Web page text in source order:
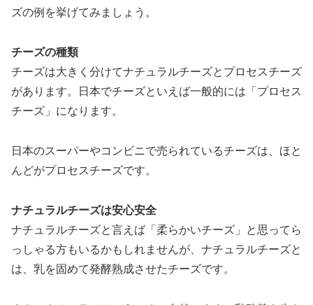
ズの例を挙げてみましょう。
チーズの種類
チーズは大きく分けてナチュラルチーズとプロセスチーズ
があります。日本でチーズといえば一般的には「プロセス
チーズ」になります。
日本のスーパーやコンビニで売られているチーズは、ほと
んどがプロセスチーズです。
ナチュラルチーズは安心安全
ナチュラルチーズと言えば「柔らかいチーズ」と思ってら
っしゃる方もいるかもしれませんが、ナチュラルチーズと
は、乳を固めて発酵熟成させたチーズです。